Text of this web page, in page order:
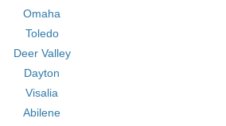
Omaha
Toledo
Deer Valley
Dayton
Visalia
Abilene